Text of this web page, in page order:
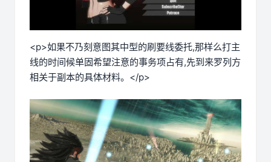
<p>如果不乃刻意图其中型的刷要线委托,那样么打主
线的时间候单固希望注意的事务项占有,先到来罗列方
相关于副本的具体材料。</p>